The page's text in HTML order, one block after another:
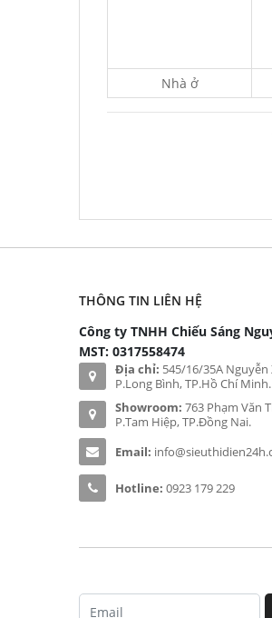
Nhà ở
THÔNG TIN LIÊN HỆ
Công ty TNHH Chiếu Sáng
MST: 0317558474
Địa chỉ: 545/16/35A Nguyễn
P.Long Bình, TP.Hồ Chí Minh.
Showroom: 763 Phạm Văn
P.Tam Hiệp, TP.Đồng Nai.
Email:
Hotline: 0923 179 229